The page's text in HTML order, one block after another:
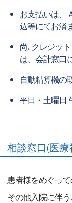
お支払いは、
込等にてお済
尚､クレジッ
は、会計窓口
自動精算機の
平日・土曜日
相談窓口(医療
患者様をめぐっ
その他入院に伴